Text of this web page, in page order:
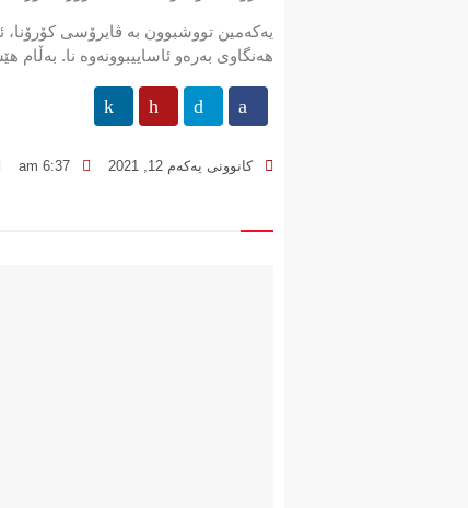
هەنگاوی بەرەو ئاساییبوونەوە نا.
کانوونی یەکەم 12, 2021 6:37 am